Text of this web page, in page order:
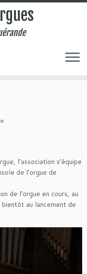
l’association s’équipe
de l’orgue de
de l’orgue en cours, au
au lancement de